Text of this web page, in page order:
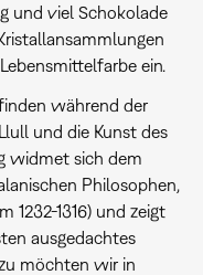
und viel Schokolade
ein.
während der
und die Kunst des
widmet sich dem
Philosophen,
1232-1316) und zeigt
ausgedachtes
möchten wir in